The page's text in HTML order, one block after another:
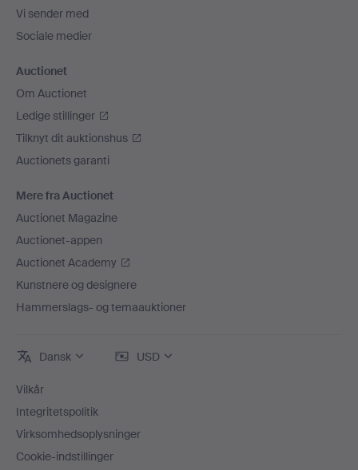
Vi sender med
Sociale medier
Auctionet
Om Auctionet
Ledige stillinger
Tilknyt dit auktionshus
Auctionets garanti
Mere fra Auctionet
Auctionet Magazine
Auctionet-appen
Auctionet Academy
Kunstnere og designere
Hammerslags- og temaauktioner
Dansk USD
Vilkår
Integritetspolitik
Virksomhedsoplysninger
Cookie-indstillinger